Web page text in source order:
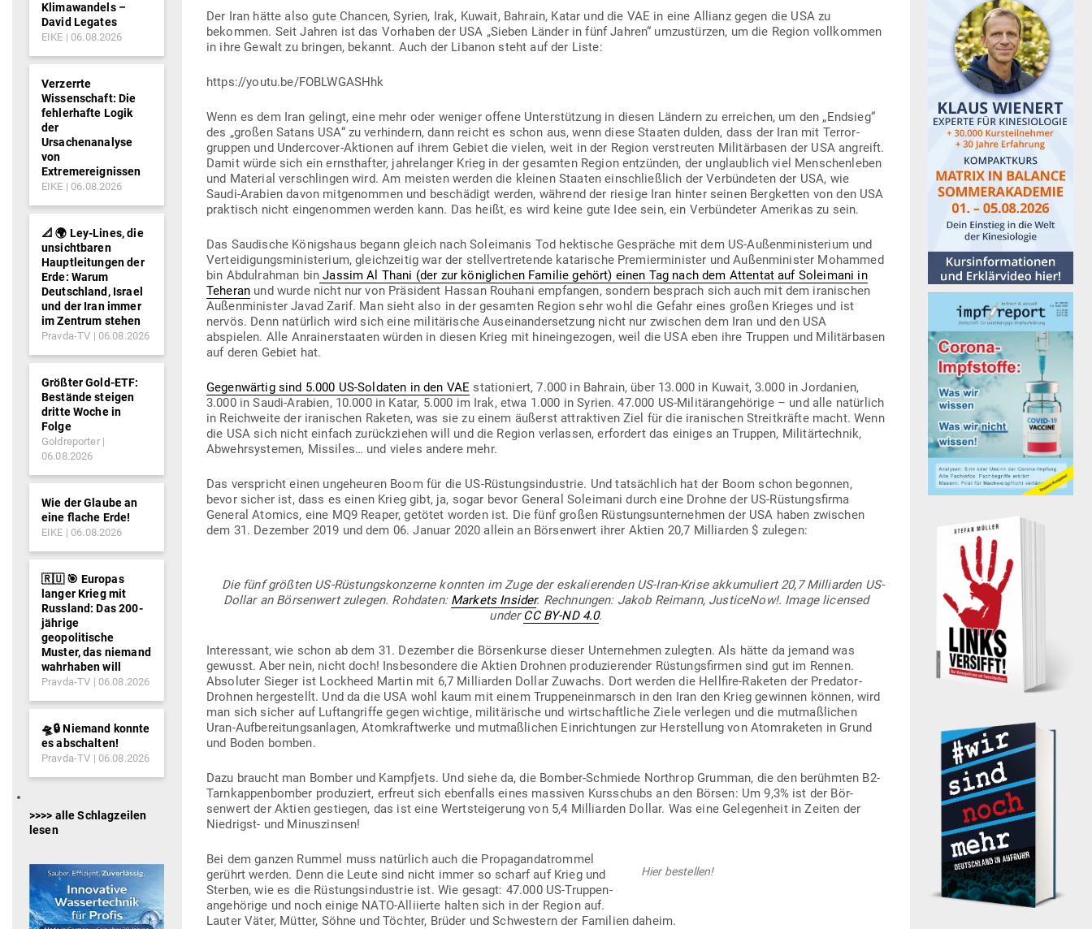
Der Iran hätte also gute Chancen, Syrien, Irak, Kuwait, Bahrain, Katar und die VAE in eine Allianz gegen die USA zu
bekommen. Seit Jahren ist das Vor­haben der USA „Sieben Länder in fünf Jahren“ umzu­stürzen, um die Region voll­kommen
in ihre Gewalt zu bringen, bekannt. Auch der Libanon steht auf der Liste:
https://youtu.be/FOBLWGASHhk
Wenn es dem Iran gelingt, eine mehr oder weniger offene Unter­stützung in diesen Ländern zu erreichen, um den „Endsieg“
des „großen Satans USA“ zu ver­hindern, dann reicht es schon aus, wenn diese Staaten dulden, dass der Iran mit Ter­ror­
gruppen und Under­cover-Aktionen auf ihrem Gebiet die vielen, weit in der Region ver­streuten Mili­tär­basen der USA angreift.
Damit würde sich ein ernst­hafter, jah­re­langer Krieg in der gesamten Region ent­zünden, der unglaublich viel Men­schen­leben
und Material ver­schlingen wird. Am meisten werden die kleinen Staaten ein­schließlich der Ver­bün­deten der USA, wie
Saudi-Arabien davon mit­ge­nommen und beschädigt werden, während der riesige Iran hinter seinen Berg­ketten von den USA
prak­tisch nicht ein­ge­nommen werden kann. Das heißt, es wird keine gute Idee sein, ein Ver­bün­deter Ame­rikas zu sein.
Das Sau­dische Königshaus begann gleich nach Sol­ei­manis Tod hek­tische Gespräche mit dem US-Außen­mi­nis­terium und
Ver­tei­di­gungs­mi­nis­terium, gleich­zeitig war der stell­ver­tre­tende kata­rische Pre­mier­mi­nister und Außen­mi­nister Mohammed
bin Abdul­rahman bin Jassim Al Thani (der zur könig­lichen Familie gehört) einen Tag nach dem Attentat auf Sol­eimani in
Teheran und wurde nicht nur von Prä­sident Hassan Rouhani emp­fangen, sondern besprach sich auch mit dem ira­ni­schen
Außen­mi­nister Javad Zarif. Man sieht also in der gesamten Region sehr wohl die Gefahr eines großen Krieges und ist
nervös. Denn natürlich wird sich eine mili­tä­rische Aus­ein­an­der­setzung nicht nur zwi­schen dem Iran und den USA
abspielen. Alle Anrai­ner­staaten würden in diesen Krieg mit hin­ein­ge­zogen, weil die USA eben ihre Truppen und Mili­tär­basen
auf deren Gebiet hat.
Gegen­wärtig sind 5.000 US-Sol­daten in den VAE sta­tio­niert, 7.000 in Bahrain, über 13.000 in Kuwait, 3.000 in Jor­danien,
3.000 in Saudi-Arabien, 10.000 in Katar, 5.000 im Irak, etwa 1.000 in Syrien. 47.000 US-Mili­tär­an­ge­hörige – und alle natürlich
in Reich­weite der ira­ni­schen Raketen, was sie zu einem äußerst attrak­tiven Ziel für die ira­ni­schen Streit­kräfte macht. Wenn
die USA sich nicht einfach zurück­ziehen will und die Region ver­lassen, erfordert das einiges an Truppen, Mili­tär­technik,
Abwehr­sys­temen, Mis­siles… und vieles andere mehr.
Das ver­spricht einen unge­heuren Boom für die US-Rüs­tungs­in­dustrie. Und tat­sächlich hat der Boom schon begonnen,
bevor sicher ist, dass es einen Krieg gibt, ja, sogar bevor General Sol­eimani durch eine Drohne der US-Rüs­tungs­firma
General Atomics, eine MQ9 Reaper, getötet worden ist. Die fünf großen Rüs­tungs­un­ter­nehmen der USA haben zwi­schen
dem 31. Dezember 2019 und dem 06. Januar 2020 allein an Bör­senwert ihrer Aktien 20,7 Mil­li­arden $ zulegen:
Die fünf größten US-Rüs­tungs­kon­zerne konnten im Zuge der eska­lie­renden US-Iran-Krise akku­mu­liert 20,7 Mil­li­arden US-
Dollar an Bör­senwert zulegen. Roh­daten: Markets Insider. Rech­nungen: Jakob Reimann, Jus­ti­ceNow!. Image licensed
underCC BY-ND 4.0.
Inter­essant, wie schon ab dem 31. Dezember die Bör­sen­kurse dieser Unter­nehmen zulegten. Als hätte da jemand was
gewusst. Aber nein, nicht doch! Ins­be­sondere die Aktien Drohnen pro­du­zie­render Rüs­tungs­firmen sind gut im Rennen.
Abso­luter Sieger ist Lockheed Martin mit 6,7 Mil­li­arden Dollar Zuwachs. Dort werden die Hellfire-Raketen der Pre­dator-
Drohnen her­ge­stellt. Und da die USA wohl kaum mit einem Trup­pen­ein­marsch in den Iran den Krieg gewinnen können, wird
man sich sicher auf Luft­an­griffe gegen wichtige, mili­tä­rische und wirt­schaft­liche Ziele ver­legen und die mut­maß­lichen
Uran-Auf­be­rei­tungs­an­lagen, Atom­kraft­werke und mut­maß­lichen Ein­rich­tungen zur Her­stellung von Atom­ra­keten in Grund
und Boden bomben.
Dazu braucht man Bomber und Kampfjets. Und siehe da, die Bomber-Schmiede Nor­throp Grumman, die den berühmten B2-
Tarn­kap­pen­bomber pro­du­ziert, erfreut sich eben­falls eines mas­siven Kurs­schubs an den Börsen: Um 9,3% ist der Bör­
senwert der Aktien gestiegen, das ist eine Wert­stei­gerung von 5,4 Mil­li­arden Dollar. Was eine Gele­genheit in Zeiten der
Nied­rigst- und Minuszinsen!
Hier bestellen!
Bei dem ganzen Rummel muss natürlich auch die Pro­pa­gan­dat­rommel
gerührt werden. Denn die Leute sind nicht immer so scharf auf Krieg und
Sterben, wie es die Rüs­tungs­in­dustrie ist. Wie gesagt: 47.000 US-Trup­pen­
an­ge­hörige und noch einige NATO-Alli­ierte halten sich in der Region auf.
Lauter Väter, Mütter, Söhne und Töchter, Brüder und Schwestern der Familien daheim.
Klimawandels –
David Legates
EIKE 06.08.2026
Verzerrte
Wissenschaft: Die
fehlerhafte Logik
der
Ursachenanalyse
von
Extremereignissen
EIKE 06.08.2026
📐 🌍 Ley-Lines, die
unsichtbaren
Hauptleitungen der
Erde: Warum
Deutschland, Israel
und der Iran immer
im Zentrum stehen
Pravda-TV 06.08.2026
Größter Gold-ETF:
Bestände steigen
dritte Woche in
Folge
Goldreporter
06.08.2026
Wie der Glaube an
eine flache Erde!
EIKE 06.08.2026
🇷🇺 🎯 Europas
langer Krieg mit
Russland: Das 200-
jährige
geopolitische
Muster, das niemand
wahrhaben will
Pravda-TV 06.08.2026
🛸🔒 Niemand konnte
es abschalten!
Pravda-TV 06.08.2026
>>>> alle Schlagzeilen
lesen